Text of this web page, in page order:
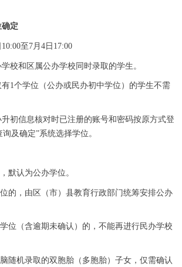
定
至7月4日17:00
校和区属公办学校同时录取的学生。
1个学位（公办或民办初中学位）的学生不需
初信息核对时已注册的账号和密码按原方式登
及确定”系统选择学位。
默认为公办学位。
的，由区（市）县教育行政部门统筹安排公办
位（含逾期未确认）的，不能再进行民办学校
随机录取的双胞胎（多胞胎）子女，仅需确认